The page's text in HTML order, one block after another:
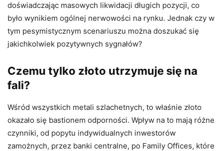
doświadczając masowych likwidacji długich pozycji, co
było wynikiem ogólnej nerwowości na rynku. Jednak czy w
tym pesymistycznym scenariuszu można doszukać się
jakichkolwiek pozytywnych sygnałów?
Czemu tylko złoto utrzymuje się na
fali?
Wśród wszystkich metali szlachetnych, to właśnie złoto
okazało się bastionem odporności. Wpływ na to mają różne
czynniki, od popytu indywidualnych inwestorów
zamożnych, przez banki centralne, po Family Offices, które